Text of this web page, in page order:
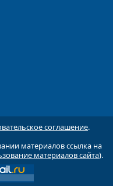
соглашение.
материалов ссылка на
материалов сайта).